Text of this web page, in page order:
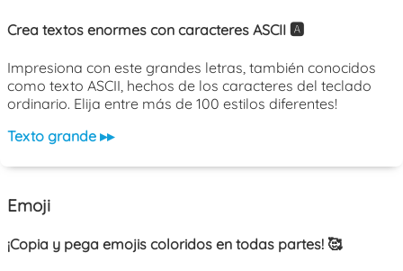
Crea textos enormes con caracteres ASCII 🅰️
Impresiona con este grandes letras, también conocidos
como texto ASCII, hechos de los caracteres del teclado
ordinario. Elija entre más de 100 estilos diferentes!
Texto grande ▸▸
Emoji
¡Copia y pega emojis coloridos en todas partes! 🥰